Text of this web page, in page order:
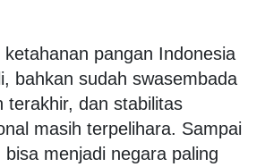
pangan Indonesia
bahkan sudah swasembada
terakhir, dan stabilitas
masih terpelihara. Sampai
menjadi negara paling